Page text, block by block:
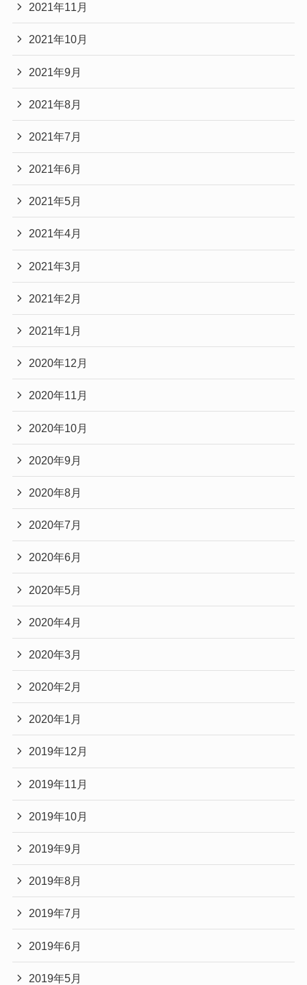
2021年11月
2021年10月
2021年9月
2021年8月
2021年7月
2021年6月
2021年5月
2021年4月
2021年3月
2021年2月
2021年1月
2020年12月
2020年11月
2020年10月
2020年9月
2020年8月
2020年7月
2020年6月
2020年5月
2020年4月
2020年3月
2020年2月
2020年1月
2019年12月
2019年11月
2019年10月
2019年9月
2019年8月
2019年7月
2019年6月
2019年5月